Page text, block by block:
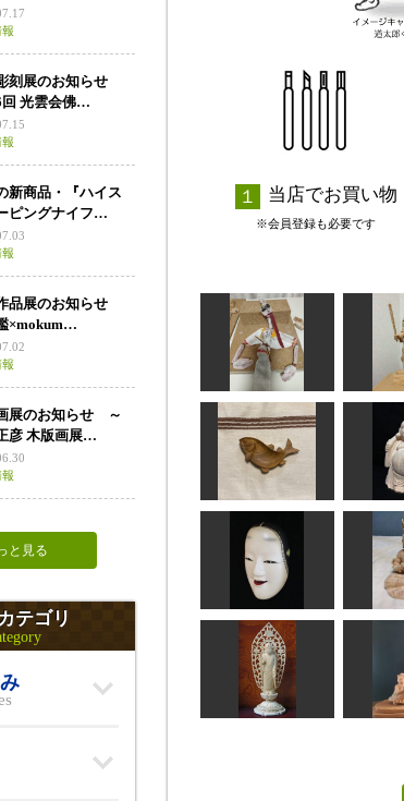
当店でお買い物
※会員登録も必要です
マリオネット（2
号）
毘
な
さかな皿
おさかなだいすき
七福
し
孫次郎
msuganuma
大日
ぱ
刻展のお知らせ
回 光雲会佛…
新商品・『ハイス
ピングナイフ…
品展のお知らせ
×mokum…
展のお知らせ ～
彦 木版画展…
と見る
テゴリ